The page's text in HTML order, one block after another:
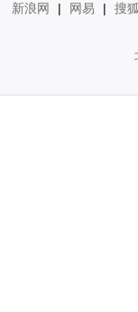
新浪网 | 网易 | 搜狐